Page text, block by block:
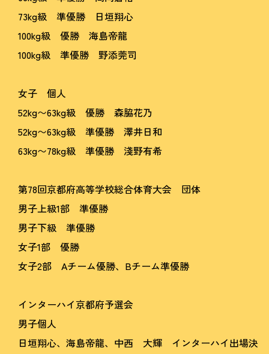
73kg級 準優勝 日垣翔心
100kg級 優勝 海島帝龍
100kg級 準優勝 野添莞司
女子 個人
52kg〜63kg級 優勝 森脇花乃
52kg〜63kg級 準優勝 澤井日和
63kg〜78kg級 準優勝 淺野有希
第78回京都府高等学校総合体育大会 団体
男子上級1部 準優勝
男子下級 準優勝
女子1部 優勝
女子2部 Aチーム優勝、Bチーム準優勝
インターハイ京都府予選会
男子個人
日垣翔心、海島帝龍、中西 大輝 インターハイ出場決